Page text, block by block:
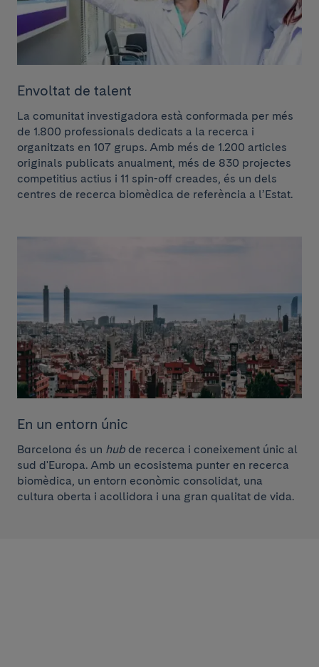
Envoltat de talent
La comunitat investigadora està conformada per més
de 1.800 professionals dedicats a la recerca i
organitzats en 107 grups. Amb més de 1.200 articles
originals publicats anualment, més de 830 projectes
competitius actius i 11 spin-off creades, és un dels
centres de recerca biomèdica de referència a l’Estat.
En un entorn únic
Barcelona és un hub de recerca i coneixement únic al
sud d'Europa. Amb un ecosistema punter en recerca
biomèdica, un entorn econòmic consolidat, una
cultura oberta i acollidora i una gran qualitat de vida.